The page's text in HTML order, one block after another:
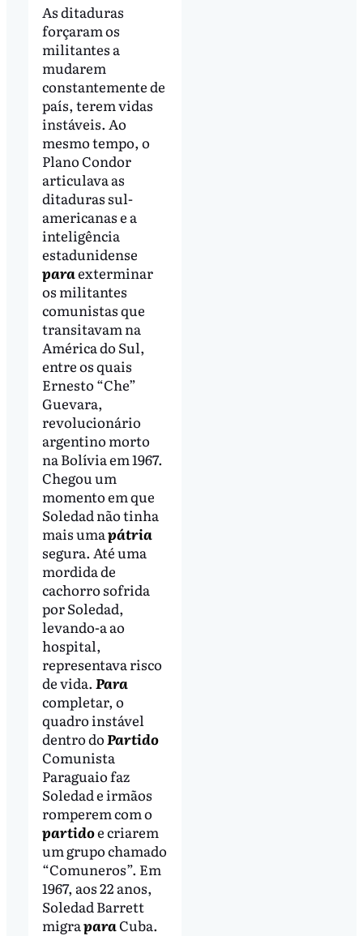
As ditaduras
forçaram os
militantes a
mudarem
constantemente de
país, terem vidas
instáveis. Ao
mesmo tempo, o
Plano Condor
articulava as
ditaduras sul-
americanas e a
inteligência
estadunidense
paraexterminar
os militantes
comunistas que
transitavam na
América do Sul,
entre os quais
Ernesto “Che”
Guevara,
revolucionário
argentino morto
na Bolívia em 1967.
Chegou um
momento em que
Soledad não tinha
mais umapátria
segura. Até uma
mordida de
cachorro sofrida
por Soledad,
levando-a ao
hospital,
representava risco
de vida. Para
completar, o
quadro instável
dentro do Partido
Comunista
Paraguaio faz
Soledad e irmãos
romperem com o
partidoe criarem
um grupo chamado
“Comuneros”. Em
1967, aos 22 anos,
Soledad Barrett
migraparaCuba.